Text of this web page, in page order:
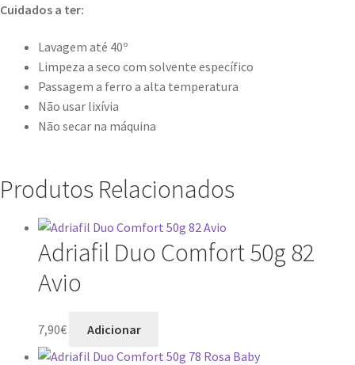
Cuidados a ter:
Lavagem até 40º
Limpeza a seco com solvente específico
Passagem a ferro a alta temperatura
Não usar lixívia
Não secar na máquina
Produtos Relacionados
Adriafil Duo Comfort 50g 82
Avio
7,90€ Adicionar